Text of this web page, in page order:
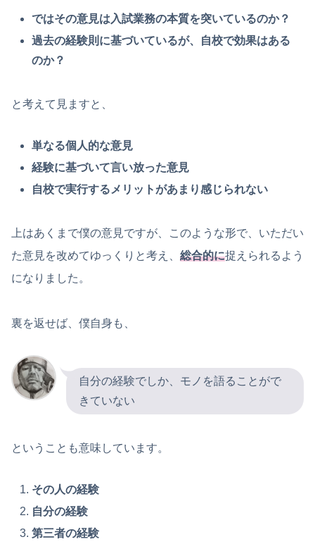
ではその意見は入試業務の本質を突いているのか？
過去の経験則に基づいているが、自校で効果はある
のか？
と考えて見ますと、
単なる個人的な意見
経験に基づいて言い放った意見
自校で実行するメリットがあまり感じられない
上はあくまで僕の意見ですが、このような形で、いただい
た意見を改めてゆっくりと考え、 総合的に捉えられるよう
になりました。
裏を返せば、僕自身も、
自分の経験でしか、モノを語ることがで
きていない
ということも意味しています。
その人の経験
自分の経験
第三者の経験